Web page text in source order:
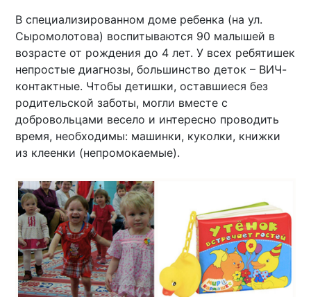
В специализированном доме ребенка (на ул.
Сыромолотова) воспитываются 90 малышей в
возрасте от рождения до 4 лет. У всех ребятишек
непростые диагнозы, большинство деток – ВИЧ-
контактные. Чтобы детишки, оставшиеся без
родительской заботы, могли вместе с
добровольцами весело и интересно проводить
время, необходимы: машинки, куколки, книжки
из клеенки (непромокаемые).